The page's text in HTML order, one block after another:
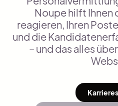
Noupe hilft Ihnen
reagieren, Ihren
und die
– und das alles